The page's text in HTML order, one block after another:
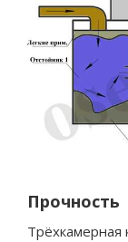
Прочность
Трёхкамерная